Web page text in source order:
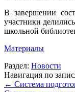
В завершении
участники
школьной
Материалы
Раздел: Новости
Навигация по
← Система